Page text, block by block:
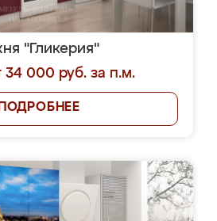
"Гликерия"
34 000 руб. за п.м.
ПОДРОБНЕЕ